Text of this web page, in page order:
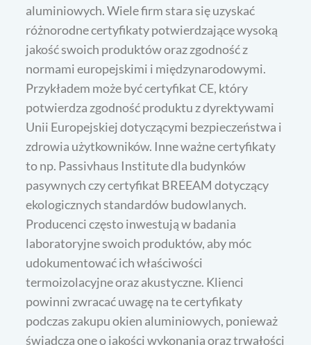
aluminiowych. Wiele firm stara się uzyskać
różnorodne certyfikaty potwierdzające wysoką
jakość swoich produktów oraz zgodność z
normami europejskimi i międzynarodowymi.
Przykładem może być certyfikat CE, który
potwierdza zgodność produktu z dyrektywami
Unii Europejskiej dotyczącymi bezpieczeństwa i
zdrowia użytkowników. Inne ważne certyfikaty
to np. Passivhaus Institute dla budynków
pasywnych czy certyfikat BREEAM dotyczący
ekologicznych standardów budowlanych.
Producenci często inwestują w badania
laboratoryjne swoich produktów, aby móc
udokumentować ich właściwości
termoizolacyjne oraz akustyczne. Klienci
powinni zwracać uwagę na te certyfikaty
podczas zakupu okien aluminiowych, ponieważ
świadczą one o jakości wykonania oraz trwałości